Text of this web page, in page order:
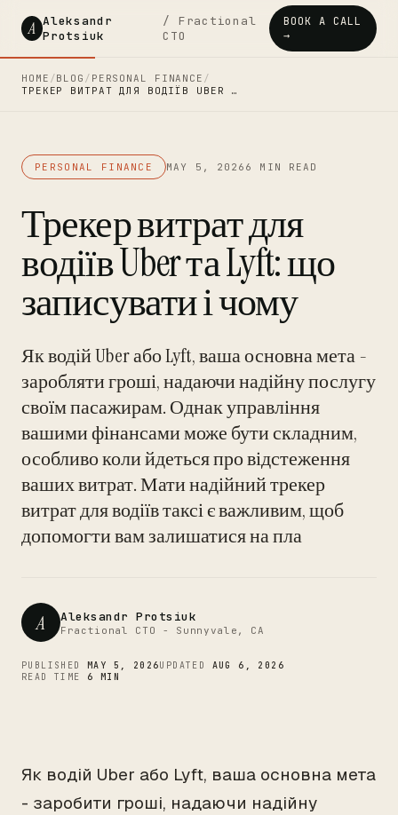
A Aleksandr
Protsiuk
/ Fractional
CTO
BOOK A CALL
→
HOME /BLOG / PERSONAL FINANCE /
ТРЕКЕР ВИТРАТ ДЛЯ ВОДІЇВ UBER …
PERSONAL FINANCE MAY 5, 2026 6 MIN READ
Трекер витрат для
водіїв Uber та Lyft: що
записувати і чому
Як водій Uber або Lyft, ваша основна мета -
заробляти гроші, надаючи надійну послугу
своїм пасажирам. Однак управління
вашими фінансами може бути складним,
особливо коли йдеться про відстеження
ваших витрат. Мати надійний трекер
витрат для водіїв таксі є важливим, щоб
допомогти вам залишатися на пла
A Aleksandr Protsiuk
Fractional CTO - Sunnyvale, CA
PUBLISHED MAY 5, 2026UPDATED AUG 6, 2026
READ TIME 6 MIN
Як водій Uber або Lyft, ваша основна мета
- заробити гроші, надаючи надійну